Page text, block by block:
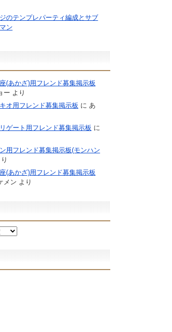
のテンプレパーティ編成とサブ
ン
(あかざ)用フレンド募集掲示板
ー より
オ用フレンド募集掲示板 に あ
ゲート用フレンド募集掲示板 に
用フレンド募集掲示板(モンハン
(あかざ)用フレンド募集掲示板
メン より